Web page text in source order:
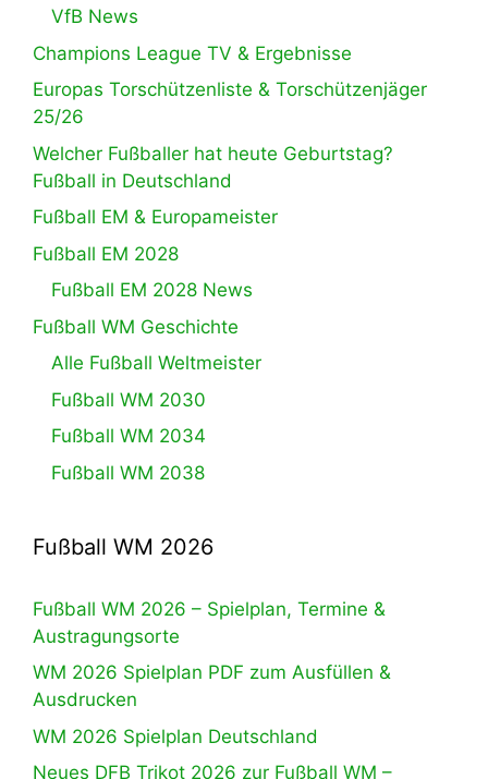
VfB News
Champions League TV & Ergebnisse
Europas Torschützenliste & Torschützenjäger
25/26
Welcher Fußballer hat heute Geburtstag?
Fußball in Deutschland
Fußball EM & Europameister
Fußball EM 2028
Fußball EM 2028 News
Fußball WM Geschichte
Alle Fußball Weltmeister
Fußball WM 2030
Fußball WM 2034
Fußball WM 2038
Fußball WM 2026
Fußball WM 2026 – Spielplan, Termine &
Austragungsorte
WM 2026 Spielplan PDF zum Ausfüllen &
Ausdrucken
WM 2026 Spielplan Deutschland
Neues DFB Trikot 2026 zur Fußball WM –